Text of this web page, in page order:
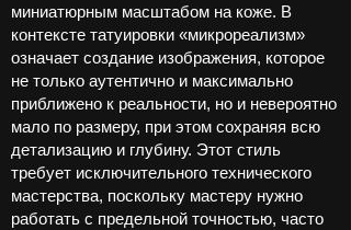
миниатюрным масштабом на коже. В
контексте татуировки «микрореализм»
означает создание изображения, которое
не только аутентично и максимально
приближено к реальности, но и невероятно
мало по размеру, при этом сохраняя всю
детализацию и глубину. Этот стиль
требует исключительного технического
мастерства, поскольку мастеру нужно
работать с предельной точностью, часто